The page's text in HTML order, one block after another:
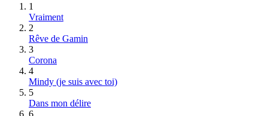
1
Vraiment
2
Rêve de Gamin
3
Corona
4
Mindy (je suis avec toi)
5
Dans mon délire
6